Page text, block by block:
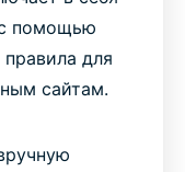
помощью
для
сайтам.